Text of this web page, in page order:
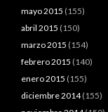
mayo 2015 (155)
abril 2015 (150)
marzo 2015 (154)
febrero 2015 (140)
enero 2015 (155)
diciembre 2014(155)